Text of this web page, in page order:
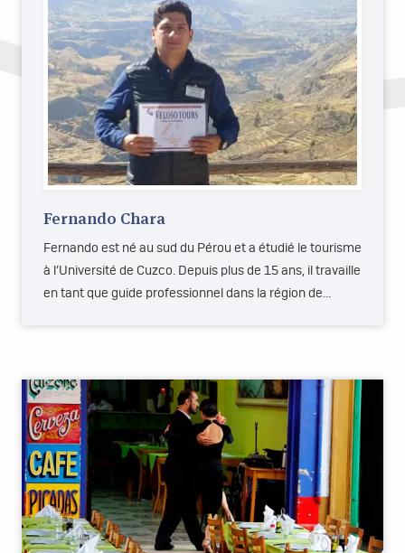
Fernando Chara
Fernando est né au sud du Pérou et a étudié le tourisme
à l’Université de Cuzco. Depuis plus de 15 ans, il travaille
en tant que guide professionnel dans la région de…